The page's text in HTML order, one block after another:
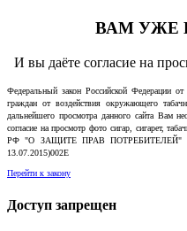
ВАМ УЖЕ
И вы даёте согласие на
Федеральный закон Российской Федерации
граждан от воздействия окружающего
дальнейшего просмотра данного сайта Вам
согласие на просмотр фото сигар, сигарет,
РФ "О ЗАЩИТЕ ПРАВ ПОТРЕБИТЕЛЕЙ" от
13.07.2015)002E
Перейти к закону
Доступ запрещен